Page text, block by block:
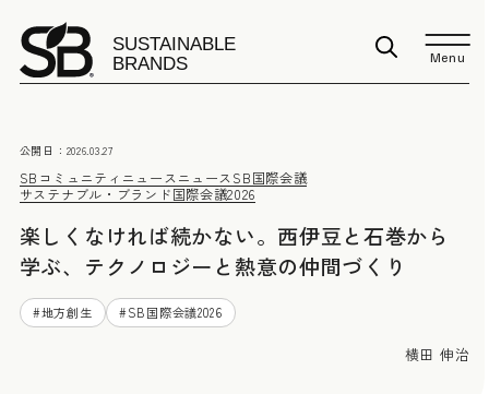
Menu
SBコミュニティニュースニュースSB国際会議
サステナブル・ブランド国際会議2026
公開日： 2026.03.27
楽しくなければ続かない。西伊豆と石巻から
学ぶ、テクノロジーと熱意の仲間づくり
#地方創生 #SB国際会議2026
横田 伸治